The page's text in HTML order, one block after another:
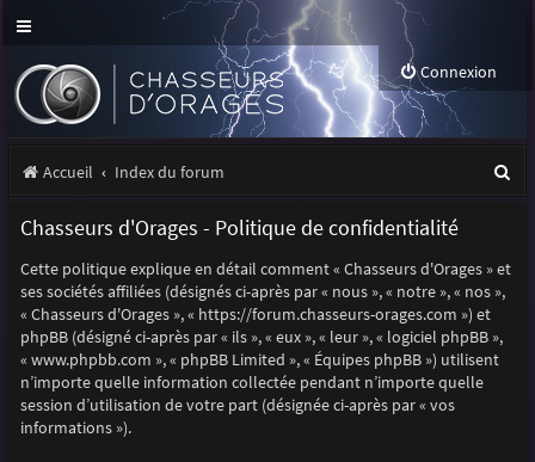
Connexion
Accueil Index du forum
Chasseurs d'Orages - Politique de confidentialité
Cette politique explique en détail comment « Chasseurs d'Orages » et
ses sociétés affiliées (désignés ci-après par « nous », « notre », « nos »,
« Chasseurs d'Orages », « https://forum.chasseurs-orages.com ») et
phpBB (désigné ci-après par « ils », « eux », « leur », « logiciel phpBB »,
« www.phpbb.com », « phpBB Limited », « Équipes phpBB ») utilisent
n’importe quelle information collectée pendant n’importe quelle
session d’utilisation de votre part (désignée ci-après par « vos
informations »).